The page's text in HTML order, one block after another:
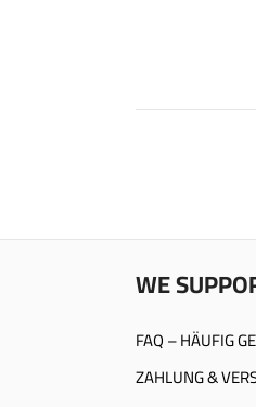
WE
FAQ – HÄUFIG
ZAHLUNG &